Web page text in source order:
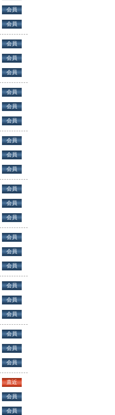
会員
会員
会員
会員
会員
会員
会員
会員
会員
会員
会員
会員
会員
会員
会員
会員
会員
会員
会員
会員
会員
会員
会員
直近
会員
会員